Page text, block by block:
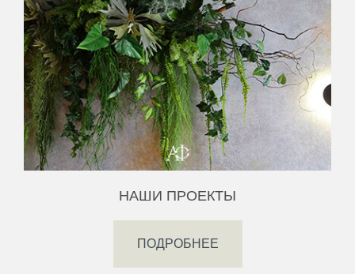
НАШИ ПРОЕКТЫ
ПОДРОБНЕЕ